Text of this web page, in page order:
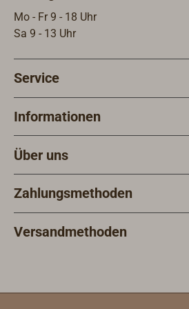
Mo - Fr 9 - 18 Uhr
Sa 9 - 13 Uhr
Service
Informationen
Über uns
Zahlungsmethoden
Versandmethoden